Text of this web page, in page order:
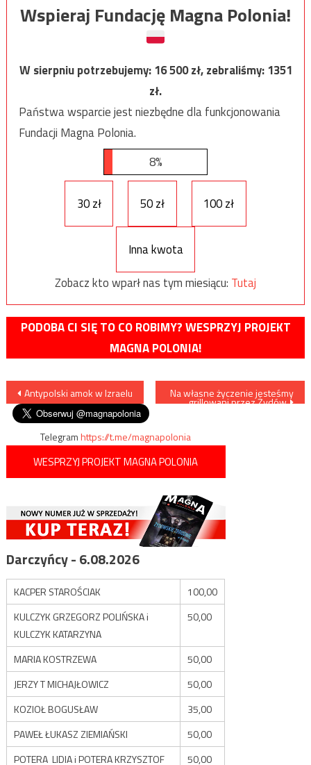
Wspieraj Fundację Magna Polonia!
W sierpniu potrzebujemy:16 500zł, zebraliśmy:1351
zł.
Państwa wsparcie jest niezbędne dla funkcjonowania
Fundacji Magna Polonia.
8%
30 zł 50 zł 100 zł
Inna kwota
Zobacz kto wparł nas tym miesiącu: Tutaj
PODOBA CI SIĘ TO CO ROBIMY? WESPRZYJ PROJEKT
MAGNA POLONIA!
Nawigacja
wpisu
Antypolski amok w Izraelu Na własne życzenie jesteśmy
grillowani przez Żydów
Telegramhttps://t.me/magnapolonia
WESPRZYJ PROJEKT MAGNA POLONIA
Darczyńcy - 6.08.2026
KACPER STAROŚCIAK
100,00
KULCZYK GRZEGORZ POLIŃSKA i
KULCZYK KATARZYNA
50,00
MARIA KOSTRZEWA
50,00
JERZY T MICHAJŁOWICZ
50,00
KOZIOŁ BOGUSŁAW
35,00
PAWEŁ ŁUKASZ ZIEMIAŃSKI
50,00
POTERA LIDIA i POTERA KRZYSZTOF
50,00